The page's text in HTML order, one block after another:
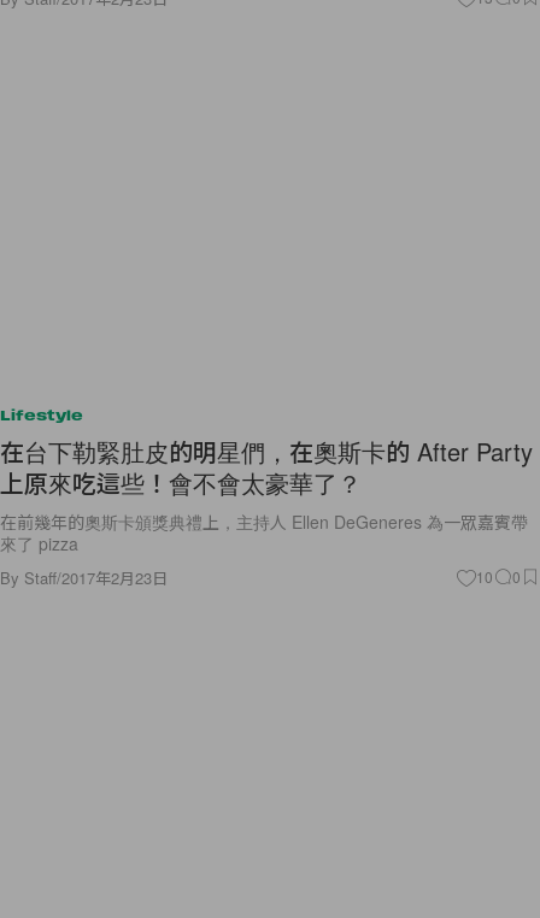
Lifestyle
在台下勒緊肚皮的明星們，在奧斯卡的 After Party
上原來吃這些！會不會太豪華了？
在前幾年的奧斯卡頒獎典禮上，主持人 Ellen DeGeneres 為一眾嘉賓帶
來了 pizza
By Staff/2017年2月23日 10 0